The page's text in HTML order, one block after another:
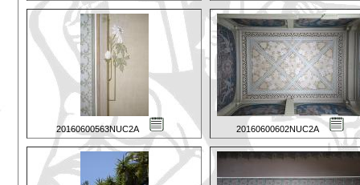
20160600563NUC2A 20160600602NUC2A